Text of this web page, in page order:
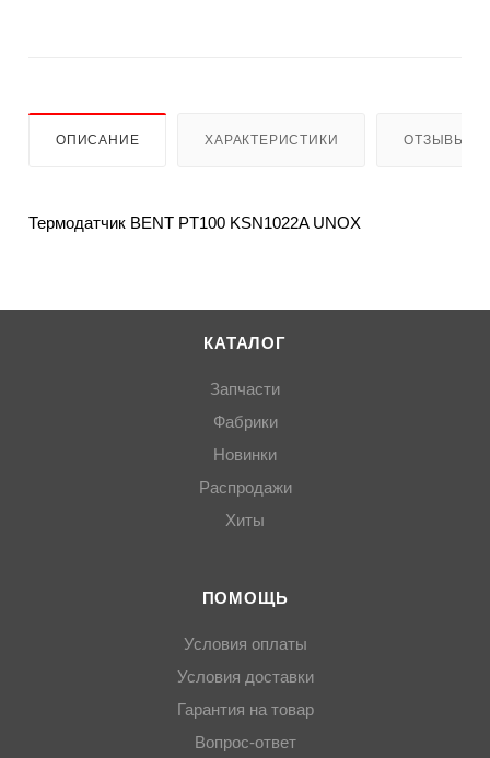
ОПИСАНИЕ ХАРАКТЕРИСТИКИ ОТЗЫВЫ
Термодатчик BENT PT100 KSN1022A UNOX
КАТАЛОГ
Запчасти
Фабрики
Новинки
Распродажи
Хиты
ПОМОЩЬ
Условия оплаты
Условия доставки
Гарантия на товар
Вопрос-ответ